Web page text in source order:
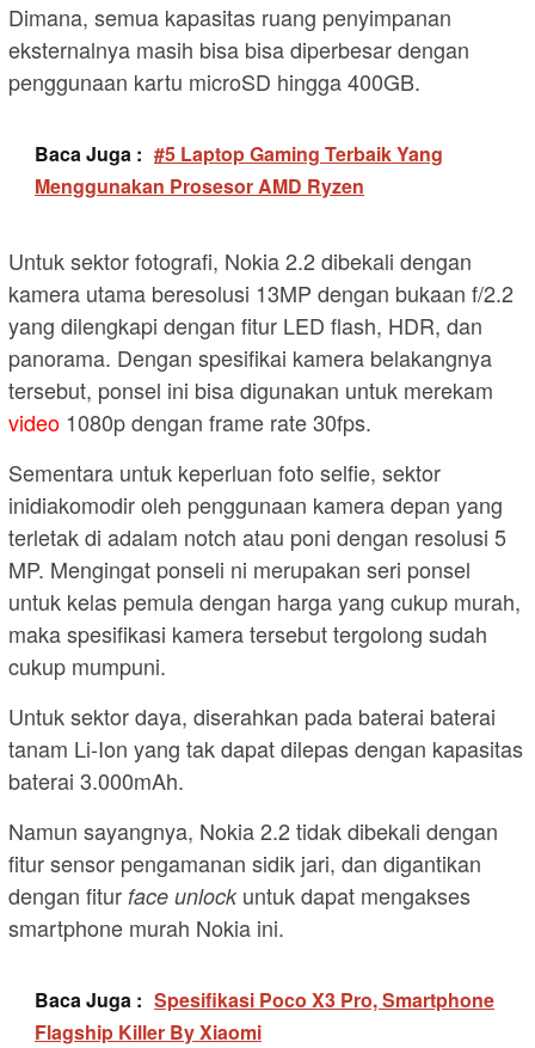
Dimana, semua kapasitas ruang penyimpanan
eksternalnya masih bisa bisa diperbesar dengan
penggunaan kartu microSD hingga 400GB.
Baca Juga : #5 Laptop Gaming Terbaik Yang
Menggunakan Prosesor AMD Ryzen
Untuk sektor fotografi, Nokia 2.2 dibekali dengan
kamera utama beresolusi 13MP dengan bukaan f/2.2
yang dilengkapi dengan fitur LED flash, HDR, dan
panorama. Dengan spesifikai kamera belakangnya
tersebut, ponsel ini bisa digunakan untuk merekam
video 1080p dengan frame rate 30fps.
Sementara untuk keperluan foto selfie, sektor
inidiakomodir oleh penggunaan kamera depan yang
terletak di adalam notch atau poni dengan resolusi 5
MP. Mengingat ponseli ni merupakan seri ponsel
untuk kelas pemula dengan harga yang cukup murah,
maka spesifikasi kamera tersebut tergolong sudah
cukup mumpuni.
Untuk sektor daya, diserahkan pada baterai baterai
tanam Li-Ion yang tak dapat dilepas dengan kapasitas
baterai 3.000mAh.
Namun sayangnya, Nokia 2.2 tidak dibekali dengan
fitur sensor pengamanan sidik jari, dan digantikan
dengan fitur face unlockuntuk dapat mengakses
smartphone murah Nokia ini.
Baca Juga : Spesifikasi Poco X3 Pro, Smartphone
Flagship Killer By Xiaomi